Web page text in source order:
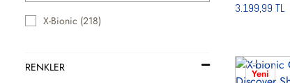
X-Bionic (218)
RENKLER
3.199,99 TL
Yeni